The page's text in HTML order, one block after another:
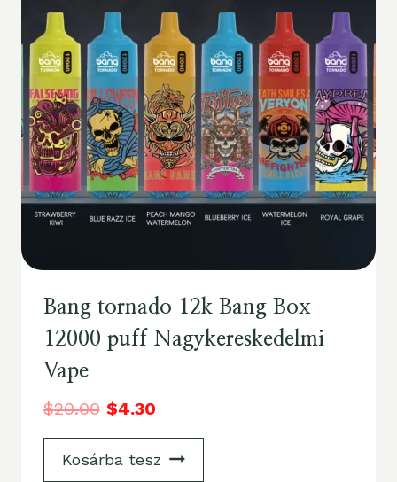
Bang tornado 12k Bang Box
12000 puff Nagykereskedelmi
Vape
$20.00 $4.30
Kosárba tesz